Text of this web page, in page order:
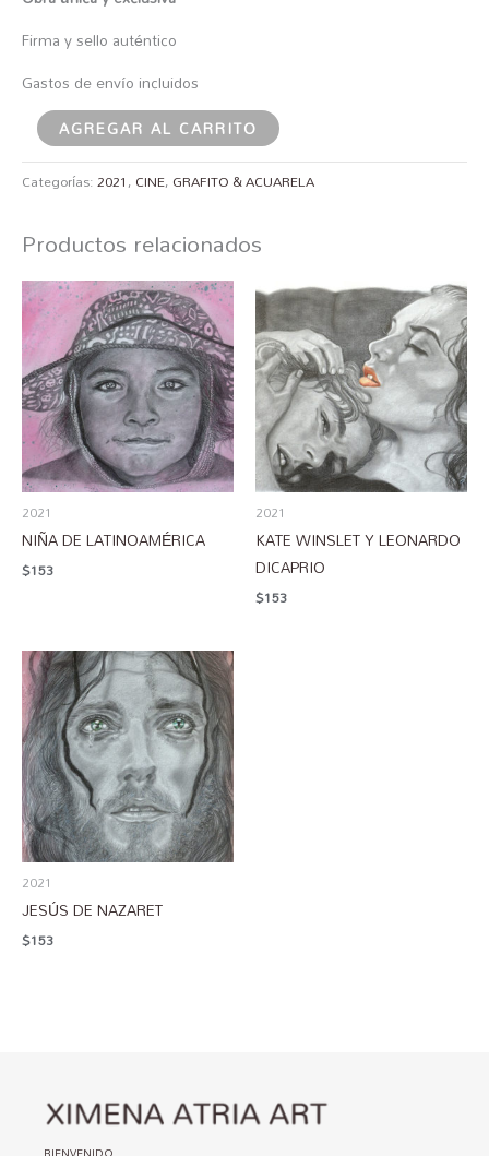
Firma y sello auténtico
Gastos de envío incluidos
AGREGAR AL CARRITO
Categorías: 2021, CINE, GRAFITO & ACUARELA
Productos relacionados
2021
NIÑA DE LATINOAMÉRICA
$153
2021
KATE WINSLET Y LEONARDO
DICAPRIO
$153
2021
JESÚS DE NAZARET
$153